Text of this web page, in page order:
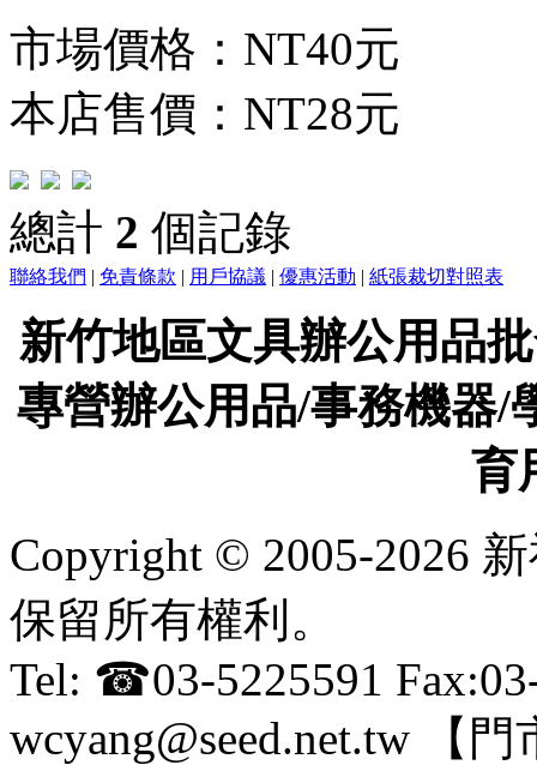
市場價格： NT40元
本店售價： NT28元
總計 2 個記錄
聯絡我們 | 免責條款 | 用戶協議 | 優惠活動 | 紙張裁切對照表
新竹地區文具辦公用品
專營辦公用品/事務機器/
育
Copyright © 2005-2026
保留所有權利。
Tel: ☎03-5225591
wcyang@seed.net.tw 【